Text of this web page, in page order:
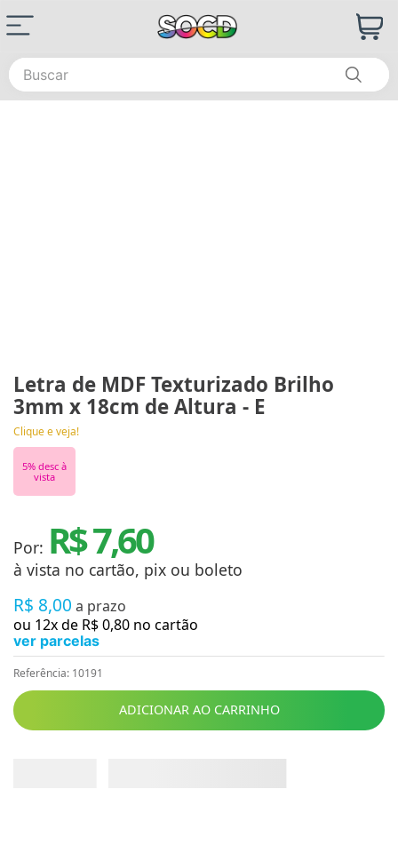
Buscar
Letra de MDF Texturizado Brilho
3mm x 18cm de Altura - E
Clique e veja!
5% desc à
vista
Por: R$ 7,60
à vista no cartão, pix ou boleto
R$ 8,00 a prazo
ou 12x de R$0,80 no cartão
ver parcelas
Referência: 10191
ADICIONAR AO CARRINHO